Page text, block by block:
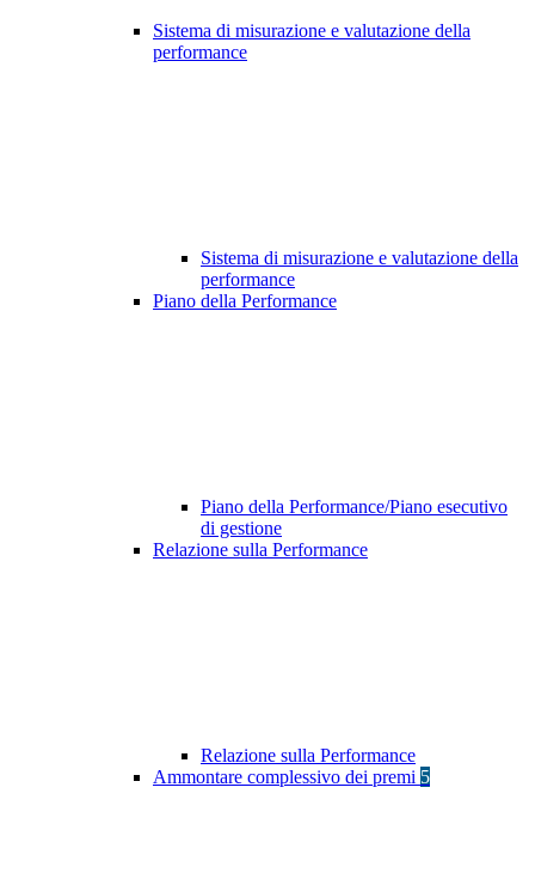
Sistema di misurazione e valutazione della
performance
Sistema di misurazione e valutazione della
performance
Piano della Performance
Piano della Performance/Piano esecutivo
di gestione
Relazione sulla Performance
Relazione sulla Performance
Ammontare complessivo dei premi 5